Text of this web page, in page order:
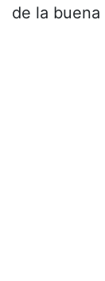
de la buena